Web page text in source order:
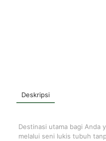
Deskripsi
Destinasi utama bagi Anda
melalui seni lukis tubuh